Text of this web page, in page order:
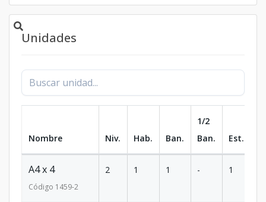
Unidades
Nombre Niv. Hab. Ban.
1/2
Ban.
Est.
A4 x 4
Código 1459-2
2 1 1 - 1